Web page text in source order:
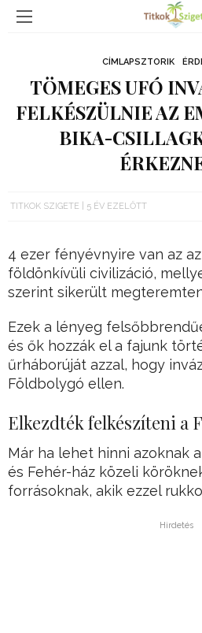
CÍMLAPSZTORIK
TÖMEGES UFÓ
FELKÉSZÜLNIE AZ
BIKA-
TITKOK SZIGETE 5 ÉV EZELŐTT
4 ezer fényévnyire van az
földönkívüli civilizáció,
szerint sikerült
Ezek a lényeg
és ők hozzák el a fajunk
űrháborúját azzal, hogy
Földbolygó ellen.
Elkezdték felkészíteni a
Már ha lehet hinni azoknak
és Fehér-ház közeli
forrásoknak, akik ezzel
Hirdetés